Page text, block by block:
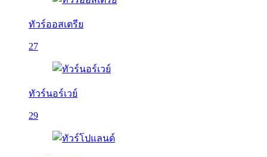
ทัวร์ออสเตรีย
27
ทัวร์นอร์เวย์
29